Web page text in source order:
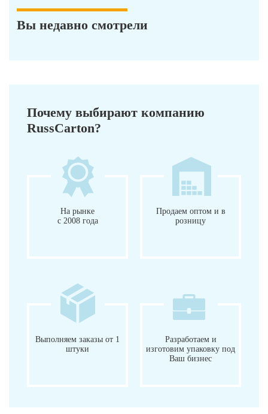
Вы недавно смотрели
Почему выбирают компанию
RussCarton?
На рынке
с 2008 года
Продаем оптом и в
розницу
Выполняем заказы от 1
штуки
Разработаем и
изготовим упаковку под
Ваш бизнес